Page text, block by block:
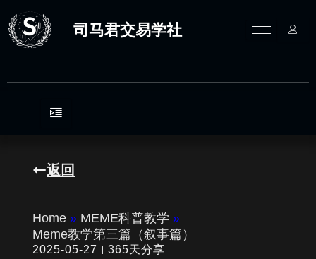
至
内
司马君交易学社
返回
Home » MEME科普教学 »
Meme教学第三篇（叙事篇）
2025-05-27 365天分享